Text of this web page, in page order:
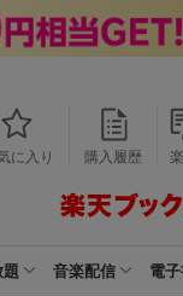
に入り 購入履歴
音楽配信 電